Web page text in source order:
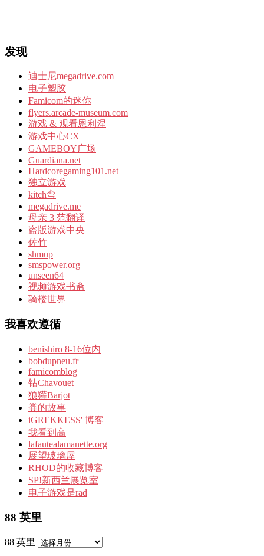
发现
迪士尼megadrive.com
电子塑胶
Famicom的迷你
flyers.arcade-museum.com
游戏 & 观看恩利涅
游戏中心CX
GAMEBOY广场
Guardiana.net
Hardcoregaming101.net
独立游戏
kitch弯
megadrive.me
母亲 3 范翻译
盗版游戏中央
佐竹
shmup
smspower.org
unseen64
视频游戏书斋
骑楼世界
我喜欢遵循
benishiro 8-16位内
bobdupneu.fr
famicomblog
钻Chavouet
狼獾Barjot
粪的故事
iGREKKESS' 博客
我看到高
lafautealamanette.org
展望玻璃屋
RHOD的收藏博客
SP!新西兰展览室
电子游戏是rad
88 英里
88 英里